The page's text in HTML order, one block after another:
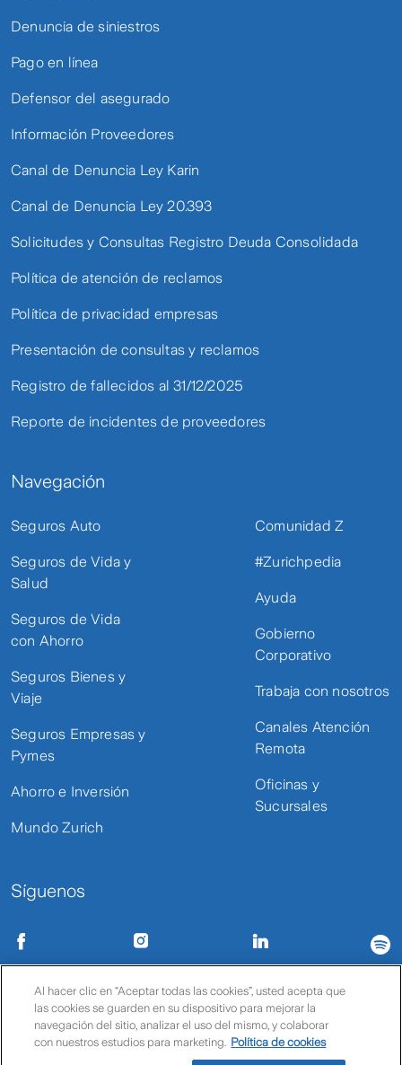
Denuncia de siniestros
Pago en línea
Defensor del asegurado
Información Proveedores
Canal de Denuncia Ley Karin
Canal de Denuncia Ley 20.393
Solicitudes y Consultas Registro Deuda Consolidada
Política de atención de reclamos
Política de privacidad empresas
Presentación de consultas y reclamos
Registro de fallecidos al 31/12/2025
Reporte de incidentes de proveedores
Navegación
Seguros Auto
Seguros de Vida y
Salud
Seguros de Vida
con Ahorro
Seguros Bienes y
Viaje
Seguros Empresas y
Pymes
Ahorro e Inversión
Mundo Zurich
Comunidad Z
#Zurichpedia
Ayuda
Gobierno
Corporativo
Trabaja con nosotros
Canales Atención
Remota
Oficinas y
Sucursales
Síguenos
Condiciones de uso Políticas de privacidad Política de cookies
© Zurich
Al hacer clic en “Aceptar todas las cookies”, usted acepta que
las cookies se guarden en su dispositivo para mejorar la
navegación del sitio, analizar el uso del mismo, y colaborar
con nuestros estudios para marketing. Política de cookies